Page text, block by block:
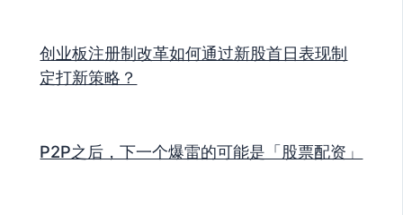
创业板注册制改革如何通过新股首日表现制
定打新策略？
P2P之后，下一个爆雷的可能是「股票配资」